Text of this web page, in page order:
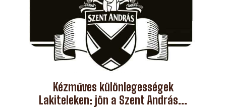
Kézműves különlegességek
Lakiteleken: jön a Szent András...